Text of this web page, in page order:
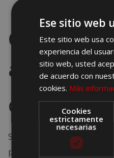
Qué tener
antes de
Con o sin
Si no tienes experiencia,
patrón. Así, alguien con
Ese sitio web
Este sitio web usa
experiencia del
sitio web, usted
de acuerdo con
cookies. Más
Cookies
estrictamente
necesarias